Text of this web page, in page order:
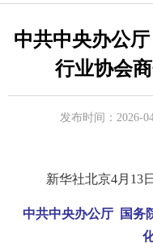
中共中央办公
行业协会
发布时间：2026-
新华社北京4月13
中共中央办公厅 国务